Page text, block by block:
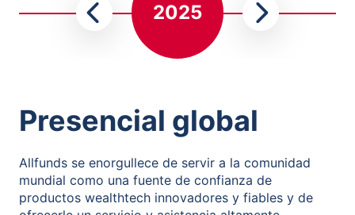
2025
Presencial global
Allfunds se enorgullece de servir a la comunidad
mundial como una fuente de confianza de
productos wealthtech innovadores y fiables y de